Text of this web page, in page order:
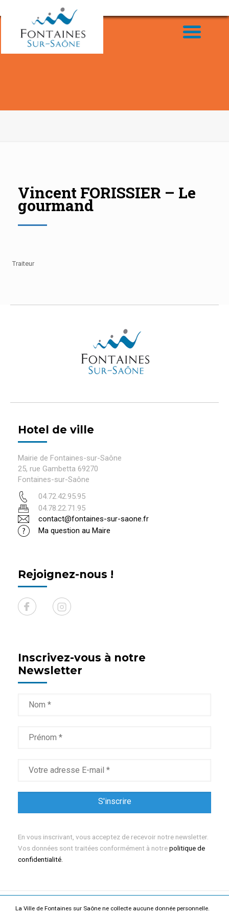
Vincent FORISSIER – Le
gourmand
Traiteur
La Ville de Fontaines sur Saône ne collecte aucune donnée personnelle.
Hotel de ville
Mairie de Fontaines-sur-Saône
25, rue Gambetta 69270
Fontaines-sur-Saône
04.72.42.95.95
04.78.22.71.95
contact@fontaines-sur-saone.fr
Ma question au Maire
Rejoignez-nous !
Inscrivez-vous à notre
Newsletter
En vous inscrivant, vous acceptez de recevoir notre newsletter.
Vos données sont traitées conformément à notrepolitique de
confidentialité.
Mentions légales Politique de confidentialité